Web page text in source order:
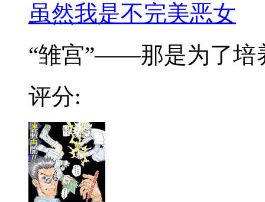
虽然我是不完美恶女
“雏宫”——那是为了培
评分: